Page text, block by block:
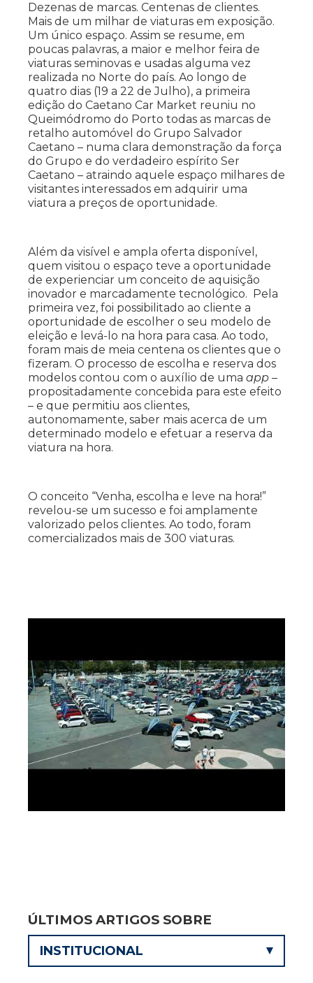
Dezenas de marcas. Centenas de clientes.
Mais de um milhar de viaturas em exposição.
Um único espaço. Assim se resume, em
poucas palavras, a maior e melhor feira de
viaturas seminovas e usadas alguma vez
realizada no Norte do país. Ao longo de
quatro dias (19 a 22 de Julho), a primeira
edição do Caetano Car Market reuniu no
Queimódromo do Porto todas as marcas de
retalho automóvel do Grupo Salvador
Caetano – numa clara demonstração da força
do Grupo e do verdadeiro espírito Ser
Caetano – atraindo aquele espaço milhares de
visitantes interessados em adquirir uma
viatura a preços de oportunidade.
Além da visível e ampla oferta disponível,
quem visitou o espaço teve a oportunidade
de experienciar um conceito de aquisição
inovador e marcadamente tecnológico. Pela
primeira vez, foi possibilitado ao cliente a
oportunidade de escolher o seu modelo de
eleição e levá-lo na hora para casa. Ao todo,
foram mais de meia centena os clientes que o
fizeram. O processo de escolha e reserva dos
modelos contou com o auxílio de uma app –
propositadamente concebida para este efeito
– e que permitiu aos clientes,
autonomamente, saber mais acerca de um
determinado modelo e efetuar a reserva da
viatura na hora.
O conceito “Venha, escolha e leve na hora!”
revelou-se um sucesso e foi amplamente
valorizado pelos clientes. Ao todo, foram
comercializados mais de 300 viaturas.
ÚLTIMOS ARTIGOS SOBRE
INSTITUCIONAL